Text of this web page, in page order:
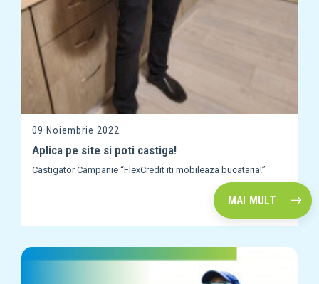
09 Noiembrie 2022
Aplica pe site si poti castiga!
Castigator Campanie “FlexCredit iti mobileaza bucataria!”
MAI MULT